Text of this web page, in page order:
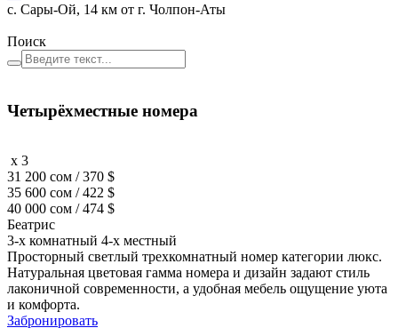
с. Сары-Ой, 14 км от г. Чолпон-Аты
Поиск
Четырёхместные номера
x 3
31 200 сом / 370 $
35 600 сом / 422 $
40 000 сом / 474 $
Беатрис
3-х комнатный 4-х местный
Просторный светлый трехкомнатный номер категории люкс.
Натуральная цветовая гамма номера и дизайн задают стиль
лаконичной современности, а удобная мебель ощущение уюта
и комфорта.
Забронировать